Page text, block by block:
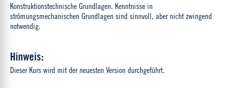
Konstruktionstechnische Grundlagen. Kenntnisse in
strömungsmechanischen Grundlagen sind sinnvoll, aber nicht zwingend
notwendig.
Hinweis:
Dieser Kurs wird mit der neuesten Version durchgeführt.